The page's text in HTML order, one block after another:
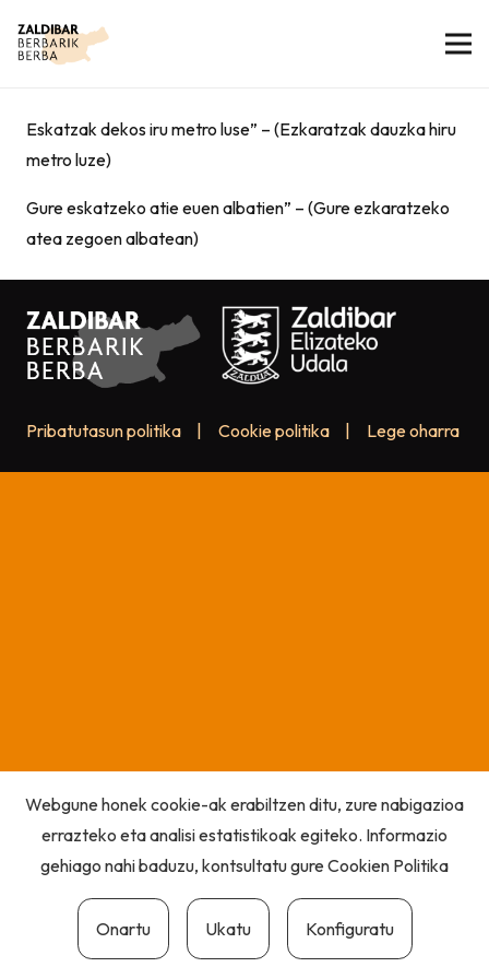
Eskatzak dekos iru metro luse” – (Ezkaratzak dauzka hiru
metro luze)
Gure eskatzeko atie euen albatien” – (Gure ezkaratzeko
atea zegoen albatean)
Pribatutasun politika Cookie politika Lege oharra
Webgune honek cookie-ak erabiltzen ditu, zure nabigazioa
errazteko eta analisi estatistikoak egiteko. Informazio
gehiago nahi baduzu, kontsultatu gureCookien Politika
Onartu Ukatu Konfiguratu